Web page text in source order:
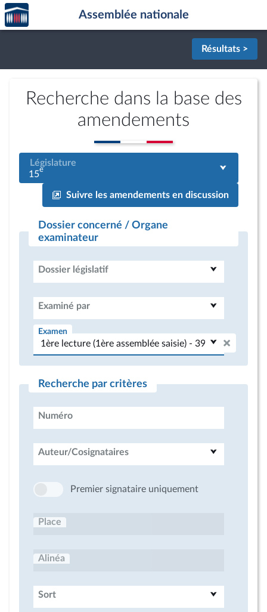
Aller au contenu
Aller en bas de la page
Accèder
à la
page
Assemblée nationale
Résultats >
Recherche dans la base des
amendements
Législature
15e
Suivre les amendements en discussion
Dossier concerné / Organe
examinateur
Dossier législatif
Examiné par
Examen
Recherche par critères
Numéro
Auteur/Cosignataires
Premier signataire uniquement
Place
Alinéa
Sort